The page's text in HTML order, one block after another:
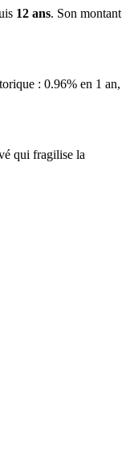
12 ans. Son montant
: 0.96% en 1 an,
qui fragilise la